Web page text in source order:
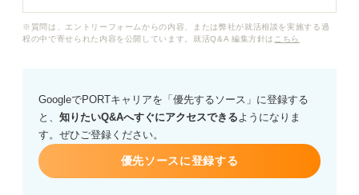
もし業界として将来性が見込めない場合、私は就職を目
※質問は、エントリーフォームからの内容、または弊社が就活相談を実施する過
程の中で寄せられた内容を公開しています。就活Q&A 編集方針は こちら
GoogleでPORTキャリアを「優先するソース」に登録する
と、 知りたいQ&Aへすぐにアクセスできるようになりま
す。ぜひご登録ください。
優先ソースに登録する